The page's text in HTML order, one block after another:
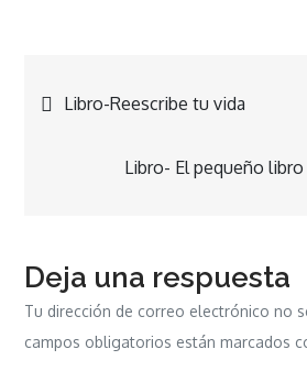
Navegación
Libro-Reescribe tu vida
Libro- El pequeño
Deja una respuesta
Tu dirección de correo electrónico no
campos obligatorios están marcados